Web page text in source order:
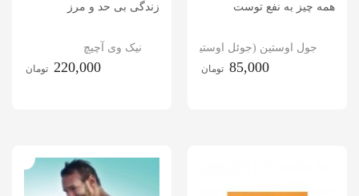
همه چیز به نفع توست
جول اوستین (جوئل اوستین)
85,000 تومان
زندگی بی حد و مرز
نیک وی آچیچ
220,000 تومان